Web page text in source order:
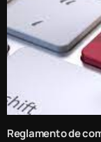
Reglamento de